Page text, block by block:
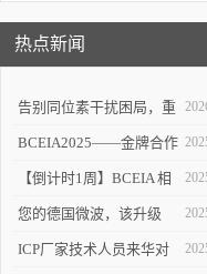
热点新闻
告别同位素干扰困局，重
塑 ICP-MS 分析新境界！
BCEIA2025——金牌合作
伙伴的见证
【倒计时1周】BCEIA 相
约利曼 不见不散 9.10-12
您的德国微波，该升级
了！
ICP厂家技术人员来华对